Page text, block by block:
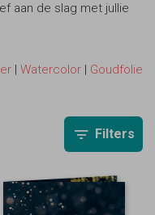
aan de slag met jullie
| Watercolor | Goudfolie
Filters